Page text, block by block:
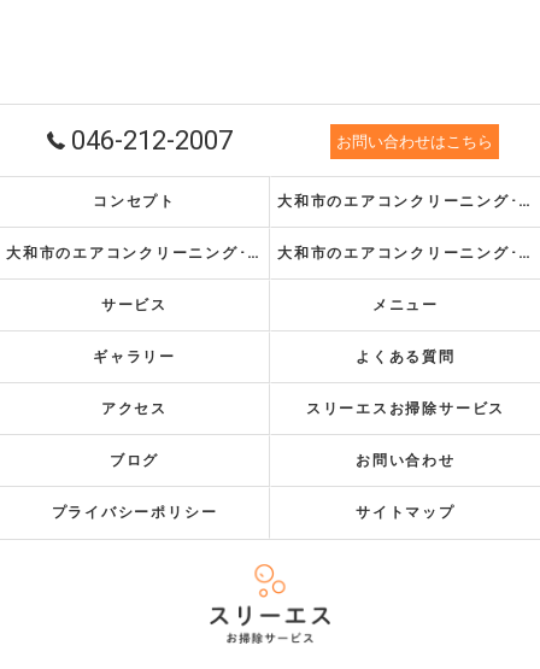
046-212-2007 お問い合わせはこちら
コンセプト 大和市のエアコンクリーニング･スリーエスお掃除サービスの口コミ情報
大和市のエアコンクリーニング･スリーエスお掃除サービスの評判 大和市のエアコンクリーニング･スリーエスお掃除サービスのお客様の声
サービス メニュー
ギャラリー よくある質問
アクセス スリーエスお掃除サービス
ブログ お問い合わせ
プライバシーポリシー サイトマップ